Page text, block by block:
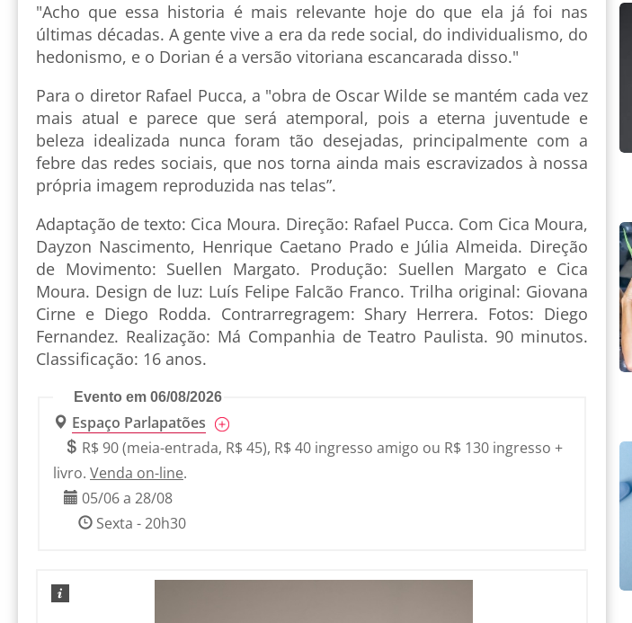
"Acho que essa historia é mais relevante hoje do que ela já foi nas
últimas décadas. A gente vive a era da rede social, do individualismo, do
hedonismo, e o Dorian é a versão vitoriana escancarada disso."
Para o diretor Rafael Pucca, a "obra de Oscar Wilde se mantém cada vez
mais atual e parece que será atemporal, pois a eterna juventude e
beleza idealizada nunca foram tão desejadas, principalmente com a
febre das redes sociais, que nos torna ainda mais escravizados à nossa
própria imagem reproduzida nas telas”.
Adaptação de texto: Cica Moura. Direção: Rafael Pucca. Com Cica Moura,
Dayzon Nascimento, Henrique Caetano Prado e Júlia Almeida. Direção
de Movimento: Suellen Margato. Produção: Suellen Margato e Cica
Moura. Design de luz: Luís Felipe Falcão Franco. Trilha original: Giovana
Cirne e Diego Rodda. Contrarregragem: Shary Herrera. Fotos: Diego
Fernandez. Realização: Má Companhia de Teatro Paulista. 90 minutos.
Classificação: 16 anos.
Evento em 06/08/2026
Espaço Parlapatões
R$ 90 (meia-entrada, R$ 45), R$ 40 ingresso amigo ou R$ 130 ingresso +
livro. Venda on-line.
05/06 a 28/08
Sexta - 20h30